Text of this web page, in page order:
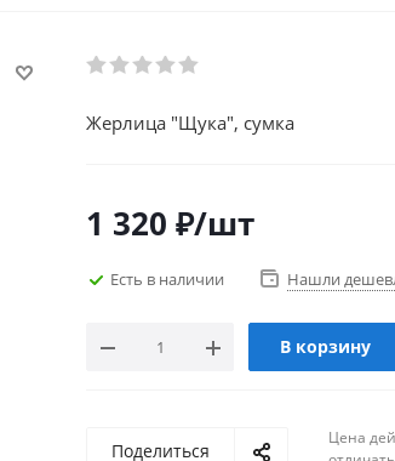
Жерлица "Щука", сумка
1 320 ₽/шт
Есть в наличии Нашли
В корзину
Поделиться
Цена